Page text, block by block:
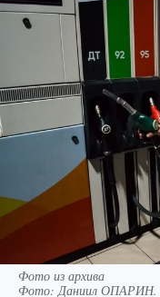
Фото из архива
Фото:Даниил ОПАРИН.